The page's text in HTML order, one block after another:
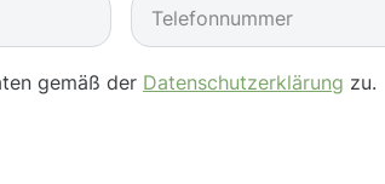
gemäß der Datenschutzerklärung zu.